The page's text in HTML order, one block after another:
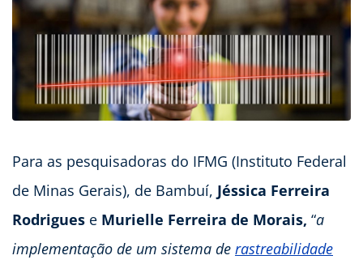
Para as pesquisadoras do IFMG (Instituto Federal
de Minas Gerais), de Bambuí, Jéssica Ferreira
Rodrigues e Murielle Ferreira de Morais, “a
implementação de um sistema de rastreabilidade